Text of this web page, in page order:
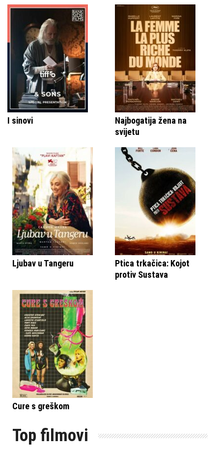
I sinovi
Najbogatija žena na
svijetu
Ljubav u Tangeru
Ptica trkačica: Kojot
protiv Sustava
Cure s greškom
Top filmovi